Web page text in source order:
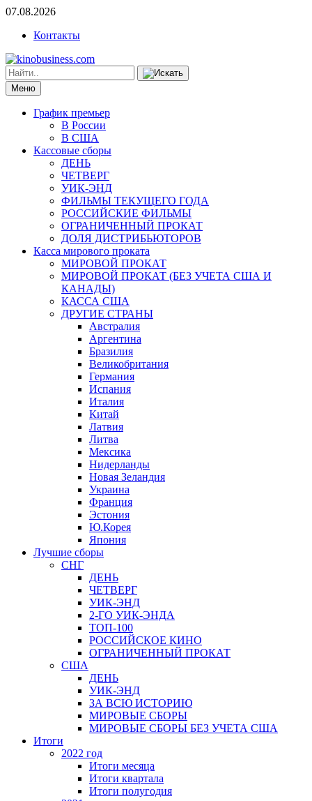
07.08.2026
Контакты
Меню
График премьер
В России
В США
Кассовые сборы
ДЕНЬ
ЧЕТВЕРГ
УИК-ЭНД
ФИЛЬМЫ ТЕКУЩЕГО ГОДА
РОССИЙСКИЕ ФИЛЬМЫ
ОГРАНИЧЕННЫЙ ПРОКАТ
ДОЛЯ ДИСТРИБЬЮТОРОВ
Касса мирового проката
МИРОВОЙ ПРОКАТ
МИРОВОЙ ПРОКАТ (БЕЗ УЧЕТА США И
КАНАДЫ)
КАССА США
ДРУГИЕ СТРАНЫ
Австралия
Аргентина
Бразилия
Великобритания
Германия
Испания
Италия
Китай
Латвия
Литва
Мексика
Нидерланды
Новая Зеландия
Украина
Франция
Эстония
Ю.Корея
Япония
Лучшие сборы
СНГ
ДЕНЬ
ЧЕТВЕРГ
УИК-ЭНД
2-ГО УИК-ЭНДА
ТОП-100
РОССИЙСКОЕ КИНО
ОГРАНИЧЕННЫЙ ПРОКАТ
США
ДЕНЬ
УИК-ЭНД
ЗА ВСЮ ИСТОРИЮ
МИРОВЫЕ СБОРЫ
МИРОВЫЕ СБОРЫ БЕЗ УЧЕТА США
Итоги
2022 год
Итоги месяца
Итоги квартала
Итоги полугодия